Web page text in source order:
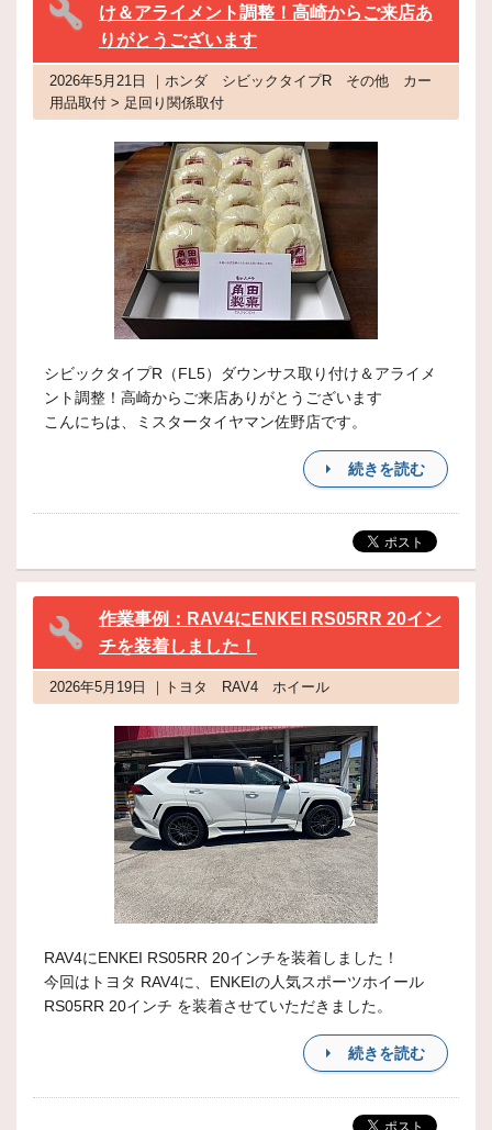
け＆アライメント調整！高崎からご来店あ
りがとうございます
2026年5月21日 ｜ホンダ シビックタイプR その他 カー
用品取付 > 足回り関係取付
シビックタイプR（FL5）ダウンサス取り付け＆アライメ
ント調整！高崎からご来店ありがとうございます
こんにちは、ミスタータイヤマン佐野店です。
続きを読む
作業事例：RAV4にENKEI RS05RR 20イン
チを装着しました！
2026年5月19日 ｜トヨタ RAV4 ホイール
RAV4にENKEI RS05RR 20インチを装着しました！
今回はトヨタ RAV4に、ENKEIの人気スポーツホイール
RS05RR 20インチ を装着させていただきました。
続きを読む